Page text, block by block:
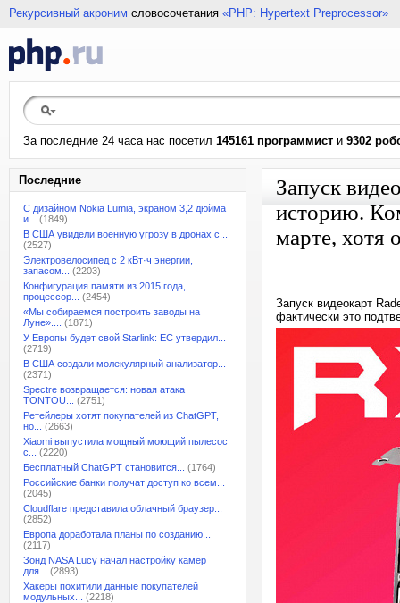
Рекурсивный акроним словосочетания «PHP: Hypertext Preprocessor»
За последние 24 часа нас посетил 145161 программист и 9302
Последние
С дизайном Nokia Lumia, экраном 3,2 дюйма
и...
(1849)
В США увидели военную угрозу в дронах с...
(2527)
Электровелосипед с 2 кВт·ч энергии,
запасом...
(2203)
Конфигурация памяти из 2015 года,
процессор...
(2454)
«Мы собираемся построить заводы на
Луне»....
(1871)
У Европы будет свой Starlink: ЕС утвердил...
(2719)
В США создали молекулярный анализатор...
(2371)
Spectre возвращается: новая атака
TONTOU...
(2751)
Ретейлеры хотят покупателей из ChatGPT,
но...
(2663)
Xiaomi выпустила мощный моющий пылесос
с...
(2220)
Бесплатный ChatGPT становится...
(1764)
Российские банки получат доступ ко всем...
(2045)
Cloudflare представила облачный браузер...
(2852)
Европа доработала планы по созданию...
(2117)
Зонд NASA Lucy начал настройку камер
для...
(2893)
Хакеры похитили данные покупателей
модульных...
(2218)
Запуск
историю.
марте, хотя
Запуск видеокарт
фактически это